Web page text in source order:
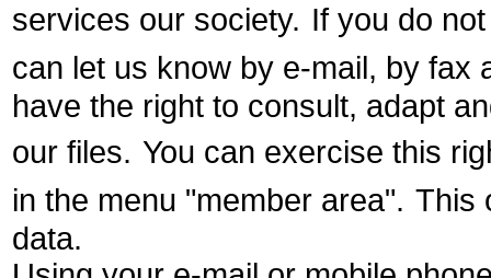
services our society. If you do
can let us know by e-mail, by fax
have the right to consult, adapt
our files. You can exercise this
in the menu "member area". This
data.